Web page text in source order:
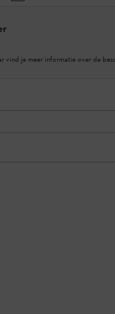
je meer informatie over de